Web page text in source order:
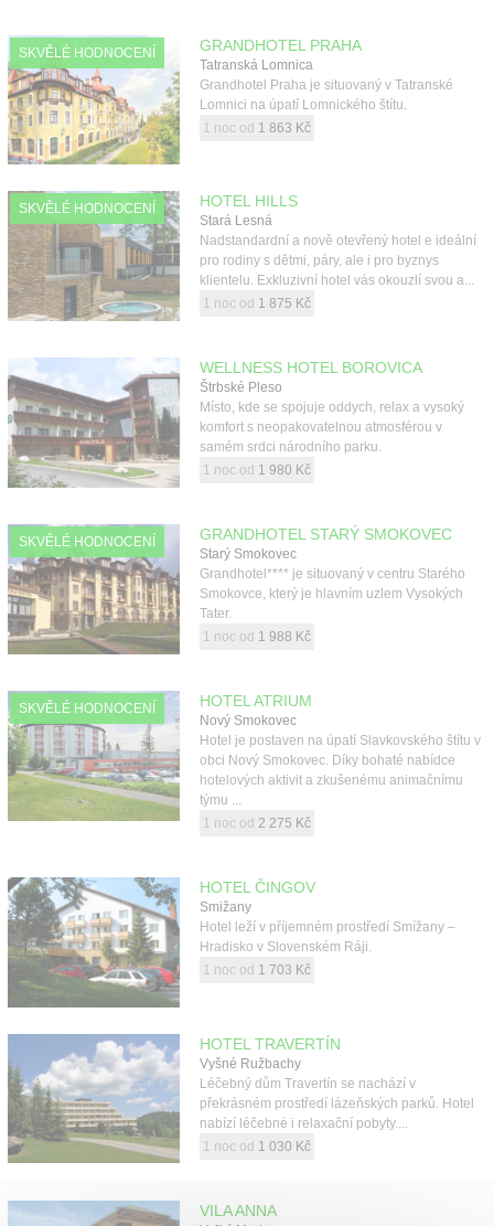
SKVĚLÉ HODNOCENÍ GRANDHOTEL PRAHA
Tatranská Lomnica
Grandhotel Praha je situovaný v Tatranské
Lomnici na úpatí Lomnického štítu.
1 noc od 1 863 Kč
SKVĚLÉ HODNOCENÍ HOTEL HILLS
Stará Lesná
Nadstandardní a nově otevřený hotel e ideální
pro rodiny s dětmi, páry, ale i pro byznys
klientelu. Exkluzivní hotel vás okouzlí svou a...
1 noc od 1 875 Kč
WELLNESS HOTEL BOROVICA
Štrbské Pleso
Místo, kde se spojuje oddych, relax a vysoký
komfort s neopakovatelnou atmosférou v
samém srdci národního parku.
1 noc od 1 980 Kč
SKVĚLÉ HODNOCENÍ GRANDHOTEL STARÝ SMOKOVEC
Starý Smokovec
Grandhotel**** je situovaný v centru Starého
Smokovce, který je hlavním uzlem Vysokých
Tater.
1 noc od 1 988 Kč
SKVĚLÉ HODNOCENÍ HOTEL ATRIUM
Nový Smokovec
Hotel je postaven na úpatí Slavkovského štítu v
obci Nový Smokovec. Díky bohaté nabídce
hotelových aktivit a zkušenému animačnímu
týmu ...
1 noc od 2 275 Kč
HOTEL ČINGOV
Smižany
Hotel leží v příjemném prostředí Smížany –
Hradisko v Slovenském Ráji.
1 noc od 1 703 Kč
HOTEL TRAVERTÍN
Vyšné Ružbachy
Léčebný dům Travertín se nachází v
překrásném prostředí lázeňských parků. Hotel
nabízí léčebné i relaxační pobyty....
1 noc od 1 030 Kč
VILA ANNA